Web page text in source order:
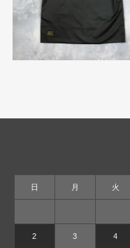
日 月 火
2 3 4